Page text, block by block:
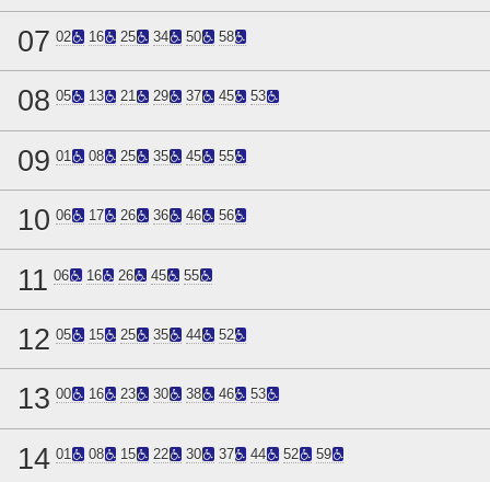
07 02 16 25 34 50 58
08 05 13 21 29 37 45 53
09 01 08 25 35 45 55
10 06 17 26 36 46 56
11 06 16 26 45 55
12 05 15 25 35 44 52
13 00 16 23 30 38 46 53
14 01 08 15 22 30 37 44 52 59